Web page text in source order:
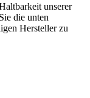
unserer
die unten
Hersteller zu